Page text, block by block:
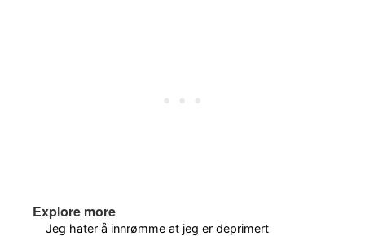
Explore more
Jeg hater å innrømme at jeg er deprimert